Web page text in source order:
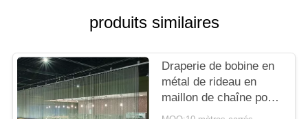
CITATION
PLAN
DU
SITE
produits similaires
Draperie de bobine en
métal de rideau en
maillon de chaîne pour
des